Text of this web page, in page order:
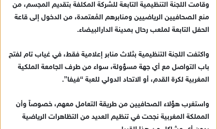
د
ا
إ
ك
ت
ر
ي
وقامت اللجنة التنظيمية التابعة للشركة المكلفة بتقديم المجسم، من
منع الصحافيين الرياضيين ومنابرهم المُعتمدة، من الدخول إلى قاعة
الحفل التابعة لملعب رحال بمدينة الدارالبيضاء.
واكتفت اللجنة التنظيمية بثلاث منابر إعلامية فقط، في غياب تام لفتح
باب التواصل مع أي جهة مسؤولة، سواء من طرف الجامعة الملكية
المغربية لكرة القدم، أو الاتحاد الدولي للعبة “فيفا”.
واستغرب هؤلاء الصحافيين من طريقة التعامل معهم، خصوصاً وأن
المملكة المغربية نجحت في تنظيم العديد من التظاهرات الرياضية